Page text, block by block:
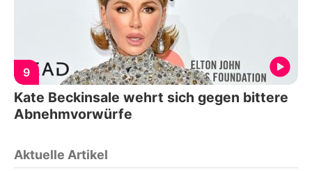
9
Kate Beckinsale wehrt sich gegen bittere
Abnehmvorwürfe
Aktuelle Artikel